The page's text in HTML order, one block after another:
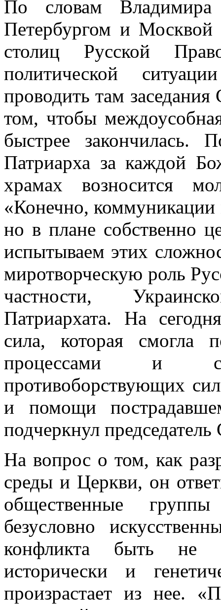
По словам
Петербургом и
столиц Русской
политической
проводить там
том, чтобы
быстрее закончилась.
Патриарха за каждой
храмах возносится
«Конечно,
но в плане собственно
испытываем этих
миротворческую роль
частности,
Патриархата. На
сила, которая смогла
процессами и
противоборствующих
и помощи
подчеркнул
На вопрос о том, как
среды и Церкви, он
общественные
безусловно
конфликта быть не
исторически и
произрастает из нее.